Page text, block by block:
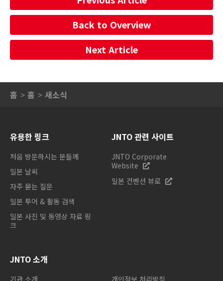
Back to Overview
Next Article
홈 홈 새소식
유용한 링크
처음 방문하시는 분들께
일본 날씨
자주 묻는 질문
일본 투어 & 활동 검색
일본 사진 및 동영상 자료 링
크
JNTO 관련 사이트
JNTO Corporate
Website
일본 컨벤션 뷰로
JNTO 소개
기관 소개 개인정보 처리방침